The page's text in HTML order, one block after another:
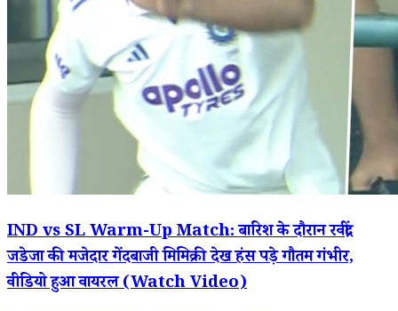
IND vs SL Warm-Up Match: बारिश के दौरान रवींद्र
जडेजा की मजेदार गेंदबाजी मिमिक्री देख हंस पड़े गौतम गंभीर,
वीडियो हुआ वायरल (Watch Video)